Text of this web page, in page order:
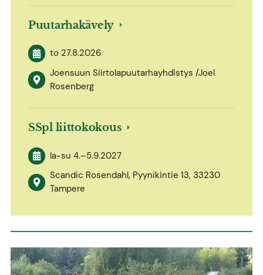
Puutarhakävely
to 27.8.2026
Joensuun Siirtolapuutarhayhdistys /Joel
Rosenberg
SSpl liittokokous
la-su 4.–5.9.2027
Scandic Rosendahl, Pyynikintie 13, 33230
Tampere